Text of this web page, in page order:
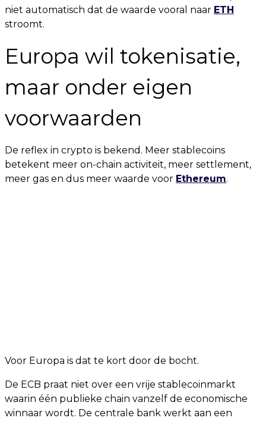
niet automatisch dat de waarde vooral naar ETH
stroomt.
Europa wil tokenisatie,
maar onder eigen
voorwaarden
De reflex in crypto is bekend. Meer stablecoins
betekent meer on-chain activiteit, meer settlement,
meer gas en dus meer waarde voor Ethereum.
Voor Europa is dat te kort door de bocht.
De ECB praat niet over een vrije stablecoinmarkt
waarin één publieke chain vanzelf de economische
winnaar wordt. De centrale bank werkt aan een